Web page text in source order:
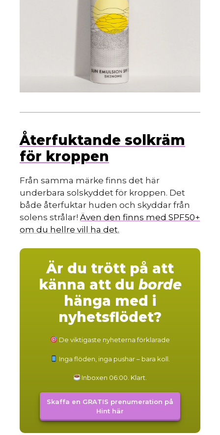
Återfuktande solkräm
för kroppen
Från samma märke finns det här
underbara solskyddet för kroppen. Det
både återfuktar huden och skyddar från
solens strålar! Även den finns med SPF50+
om du hellre vill ha det.
Är du trött på att
känna att du borde
hänga med i
nyhetsflödet?
De viktigaste nyheterna förklarade
Inga flöden, inga pushar – bara koll.
Inboxen 06:00. Klart.
Skaffa en GRATIS prenumeration på
Hint här